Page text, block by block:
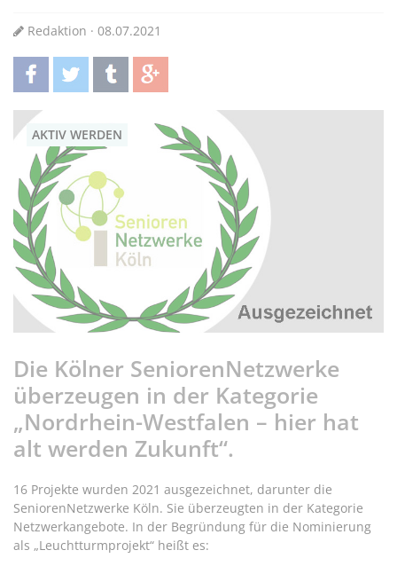
Redaktion · 08.07.2021
teilentwittern
AKTIV WERDEN
Die Kölner SeniorenNetzwerke
überzeugen in der Kategorie
„Nordrhein-Westfalen – hier hat
alt werden Zukunft“.
16 Projekte wurden 2021 ausgezeichnet, darunter die
SeniorenNetzwerke Köln. Sie überzeugten in der Kategorie
Netzwerkangebote. In der Begründung für die Nominierung
als „Leuchtturmprojekt“ heißt es: